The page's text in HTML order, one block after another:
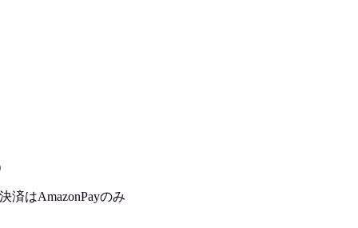
済はAmazonPayのみ